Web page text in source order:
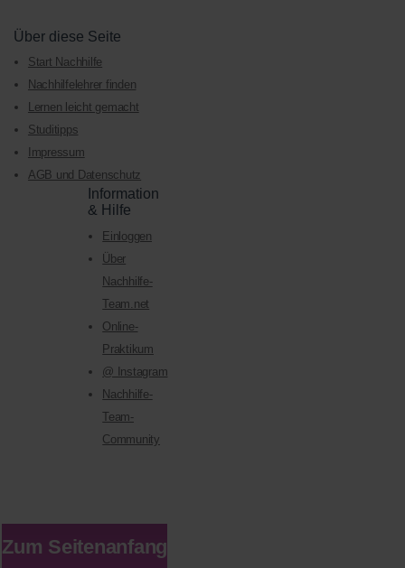
Über diese Seite
Start Nachhilfe
Nachhilfelehrer finden
Lernen leicht gemacht
Studitipps
Impressum
AGB und Datenschutz
Information
& Hilfe
Einloggen
Über
Nachhilfe-
Team.net
Online-
Praktikum
@ Instagram
Nachhilfe-
Team-
Community
Zum Seitenanfang